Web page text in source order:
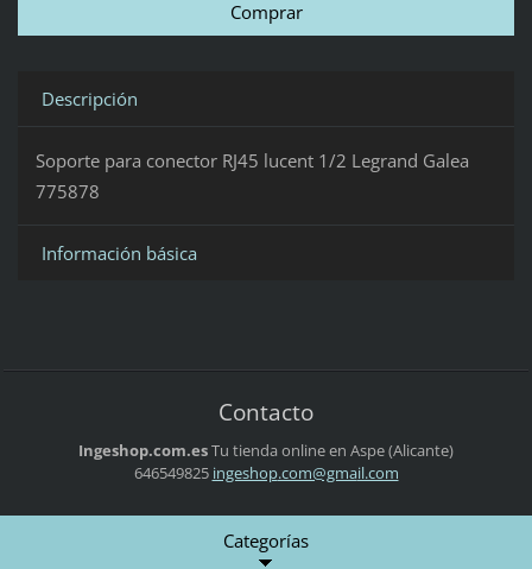
Descripción
Soporte para conector RJ45 lucent 1/2 Legrand Galea
775878
Información básica
Contacto
Ingeshop.com.esTu tienda online en Aspe (Alicante)
646549825 ingeshop.com@gmail.com
Categorías